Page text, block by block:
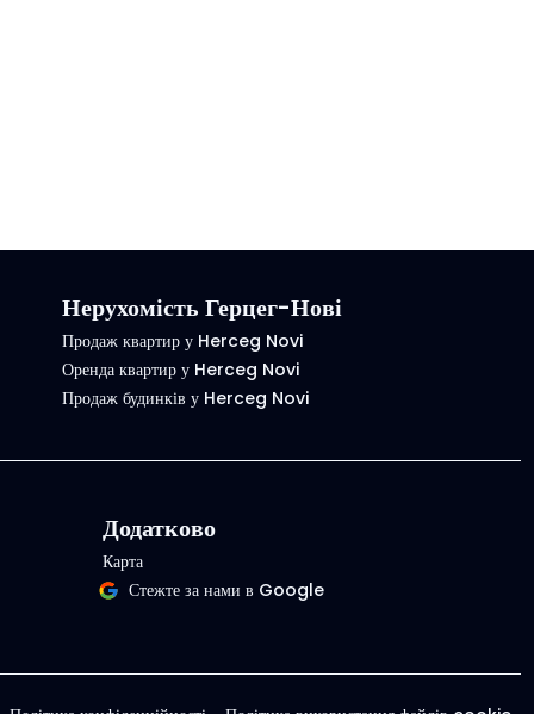
Нерухомість Герцег-Нові
Продаж квартир у Herceg Novi
Оренда квартир у Herceg Novi
Продаж будинків у Herceg Novi
Додатково
Карта
Стежте за нами в Google